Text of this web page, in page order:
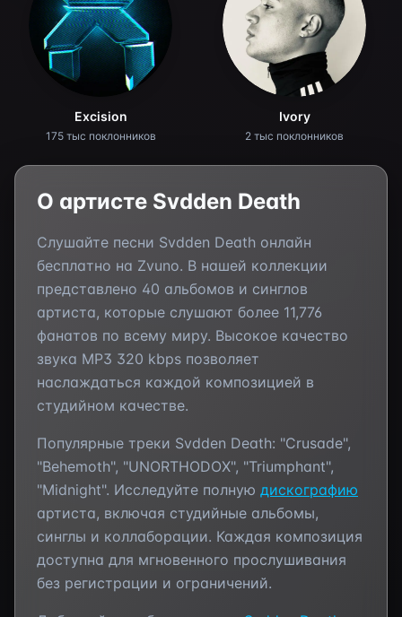
Excision
175 тыс поклонников
Ivory
2 тыс поклонников
О артисте Svdden Death
Слушайте песни Svdden Death онлайн
бесплатно на Zvuno. В нашей коллекции
представлено 40 альбомов и синглов
артиста, которые слушают более 11,776
фанатов по всему миру. Высокое качество
звука MP3 320 kbps позволяет
наслаждаться каждой композицией в
студийном качестве.
Популярные треки Svdden Death: "Crusade",
"Behemoth", "UNORTHODOX", "Triumphant",
"Midnight". Исследуйте полную дискографию
артиста, включая студийные альбомы,
синглы и коллаборации. Каждая композиция
доступна для мгновенного прослушивания
без регистрации и ограничений.